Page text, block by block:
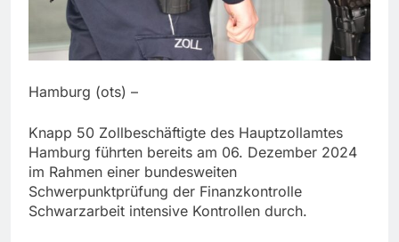
Hamburg (ots) –
Knapp 50 Zollbeschäftigte des Hauptzollamtes
Hamburg führten bereits am 06. Dezember 2024
im Rahmen einer bundesweiten
Schwerpunktprüfung der Finanzkontrolle
Schwarzarbeit intensive Kontrollen durch.